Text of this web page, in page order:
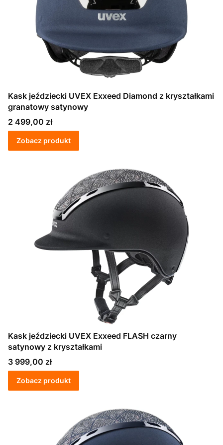
Kask jeździecki UVEX Exxeed Diamond z kryształkami
granatowy satynowy
Cena
2 499,00 zł
Zobacz produkt
Kask jeździecki UVEX Exxeed FLASH czarny
satynowy z kryształkami
Cena
3 999,00 zł
Zobacz produkt